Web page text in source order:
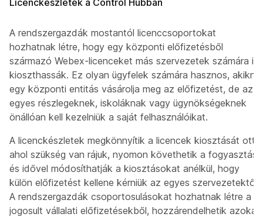
Licenckészletek a Control Hubban
A rendszergazdák mostantól licenccsoportokat
hozhatnak létre, hogy egy központi előfizetésből
származó Webex-licenceket más szervezetek számára is
kioszthassák. Ez olyan ügyfelek számára hasznos, akiknél
egy központi entitás vásárolja meg az előfizetést, de az
egyes részlegeknek, iskoláknak vagy ügynökségeknek
önállóan kell kezelniük a saját felhasználóikat.
A licenckészletek megkönnyítik a licencek kiosztását ott,
ahol szükség van rájuk, nyomon követhetik a fogyasztást
és idővel módosíthatják a kiosztásokat anélkül, hogy
külön előfizetést kellene kérniük az egyes szervezetektől.
A rendszergazdák csoportosulásokat hozhatnak létre a
jogosult vállalati előfizetésekből, hozzárendelhetik azokat